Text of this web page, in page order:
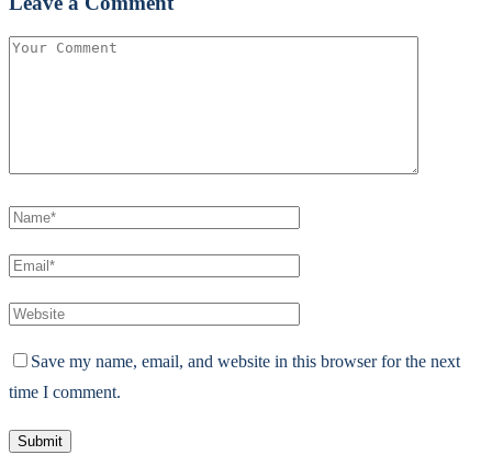
Save my name, email, and website in this browser for the next
time I comment.